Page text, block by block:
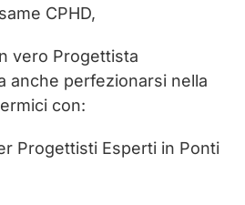
CPHD,
vero Progettista
anche perfezionarsi nella
con:
Progettisti Esperti in Ponti